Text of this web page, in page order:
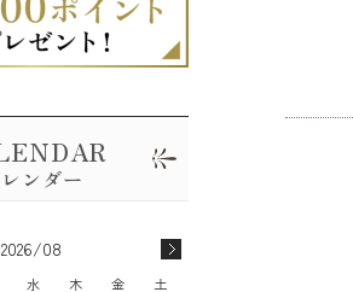
2026/08
水 木 金 土